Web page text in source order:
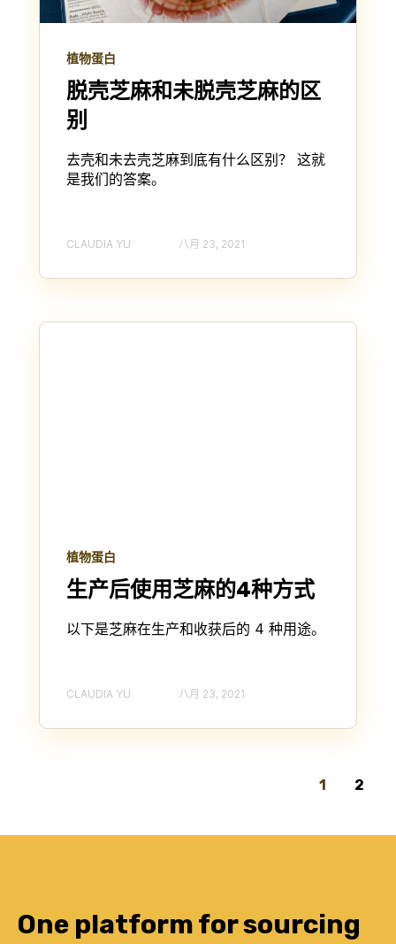
植物蛋白
脱壳芝麻和未脱壳芝麻的区
别
去壳和未去壳芝麻到底有什么区别？ 这就
是我们的答案。
CLAUDIA YU 八月 23, 2021
植物蛋白
生产后使用芝麻的4种方式
以下是芝麻在生产和收获后的 4 种用途。
CLAUDIA YU 八月 23, 2021
1 2
One platform for sourcing